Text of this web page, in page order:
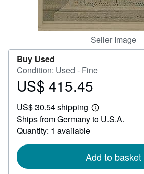
Seller Image
Buy Used
Condition: Used - Fine
Price
415.45
US$ 415.45
US$ 30.54 shipping
Learn
more
Ships from Germany to U.S.A.
Quantity: 1 available
Add to basket